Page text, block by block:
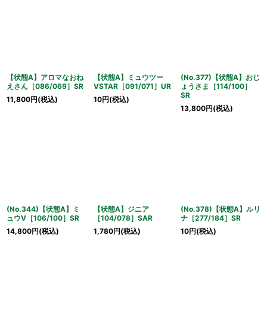
【状態A】アロマなおね
えさん［086/069］SR
11,800円(税込)
【状態A】ミュウツー
VSTAR［091/071］UR
10円(税込)
(No.377)【状態A】おじ
ょうさま［114/100］
SR
13,800円(税込)
(No.344)【状態A】ミ
ュウV［106/100］SR
14,800円(税込)
【状態A】ジニア
［104/078］SAR
1,780円(税込)
(No.378)【状態A】ルリ
ナ［277/184］SR
10円(税込)